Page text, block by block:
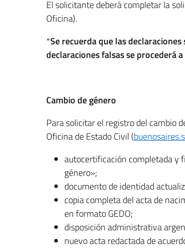
El solicitante deberá completar la
Oficina).
*Se recuerda que las
declaraciones falsas se procederá
Cambio de género
Para solicitar el registro del cambio
Oficina de Estado Civil (
autocertificación completada y
género»;
documento de identidad
copia completa del acta de
en formato GEDO;
disposición administrativa
nuevo acta redactada de